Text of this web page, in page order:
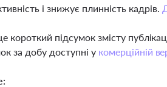
і знижує плинність кадрів.
короткий підсумок змісту
за добу доступні у комерційній